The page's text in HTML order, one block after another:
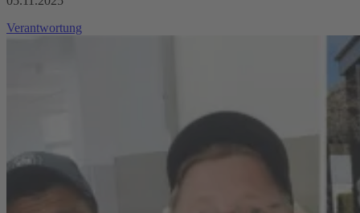
Verantwortung